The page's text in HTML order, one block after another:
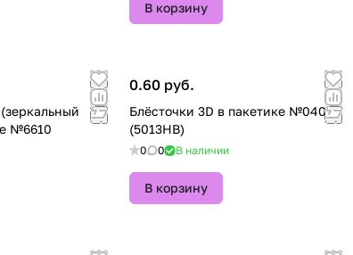
В корзину
№6610
0.60 руб.
Блёсточки 3D в пакетике №040T
(5013HB)
0 0 В наличии
В корзину